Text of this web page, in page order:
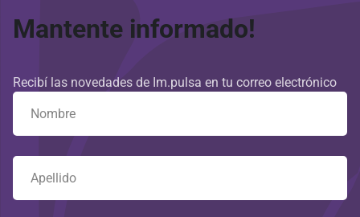
Mantente informado!
Recibí las novedades de Im.pulsa en tu correo electrónico